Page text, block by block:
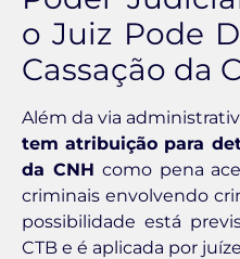
o Juiz Pode
Cassação da
Além da via
tem atribuição para
da CNH como pena
criminais envolvendo
possibilidade está
CTB e é aplicada por